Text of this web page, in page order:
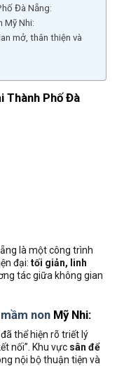
Đà Nẵng:
Mỹ Nhi:
mở, thân thiện và
Thành Phố Đà
là một công trình
đại: tối giản, linh
tác giữa không gian
non Mỹ Nhi:
thể hiện rõ triết lý
nối”. Khu vực sân để
nội bộ thuận tiện và